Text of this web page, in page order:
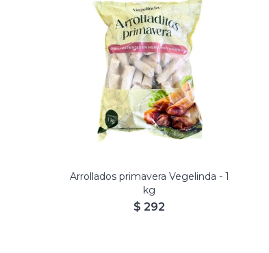
Arrollados primavera Vegelinda - 1
kg
$ 292